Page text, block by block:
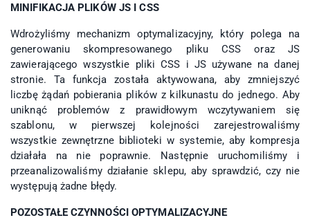
MINIFIKACJA PLIKÓW JS I CSS
Wdrożyliśmy mechanizm optymalizacyjny, który polega na
generowaniu skompresowanego pliku CSS oraz JS
zawierającego wszystkie pliki CSS i JS używane na danej
stronie. Ta funkcja została aktywowana, aby zmniejszyć
liczbę żądań pobierania plików z kilkunastu do jednego. Aby
uniknąć problemów z prawidłowym wczytywaniem się
szablonu, w pierwszej kolejności zarejestrowaliśmy
wszystkie zewnętrzne biblioteki w systemie, aby kompresja
działała na nie poprawnie. Następnie uruchomiliśmy i
przeanalizowaliśmy działanie sklepu, aby sprawdzić, czy nie
występują żadne błędy.
POZOSTAŁE CZYNNOŚCI OPTYMALIZACYJNE